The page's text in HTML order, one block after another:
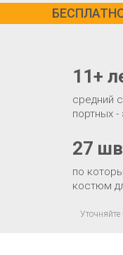
по
костюм
27
средний
портных -
11+
Уточняйте